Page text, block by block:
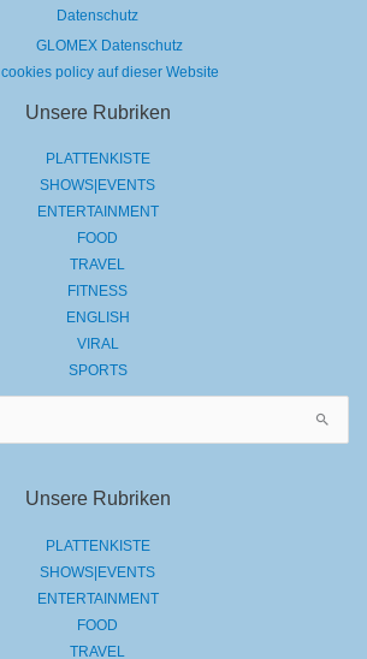
Datenschutz
GLOMEX Datenschutz
cookies policy auf dieser Website
Unsere Rubriken
PLATTENKISTE
SHOWS|EVENTS
ENTERTAINMENT
FOOD
TRAVEL
FITNESS
ENGLISH
VIRAL
SPORTS
Unsere Rubriken
PLATTENKISTE
SHOWS|EVENTS
ENTERTAINMENT
FOOD
TRAVEL